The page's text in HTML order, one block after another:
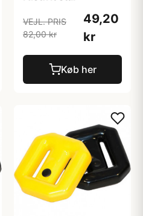
VEJL. PRIS
82,00 kr
49,20
kr
Køb her